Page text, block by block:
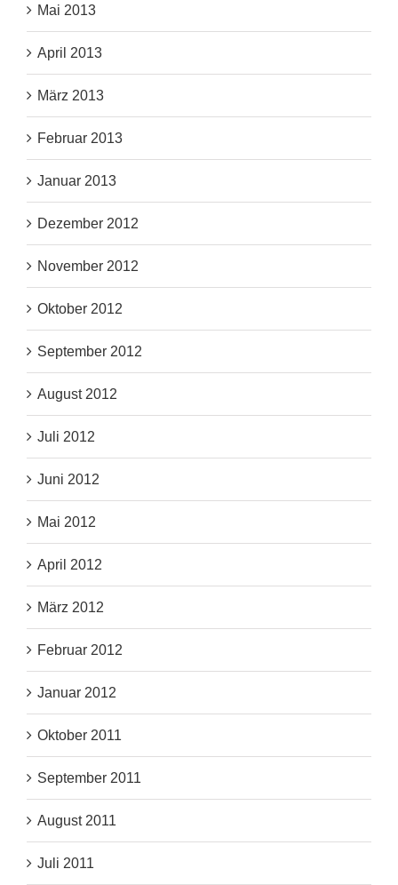
Mai 2013
April 2013
März 2013
Februar 2013
Januar 2013
Dezember 2012
November 2012
Oktober 2012
September 2012
August 2012
Juli 2012
Juni 2012
Mai 2012
April 2012
März 2012
Februar 2012
Januar 2012
Oktober 2011
September 2011
August 2011
Juli 2011